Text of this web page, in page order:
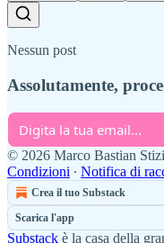
Nessun post
Assolutamente,
© 2026 Marco Bastian
Condizioni ∙ Notifica di
Crea il tuo Substack
Scarica l'app
Substack è la casa della